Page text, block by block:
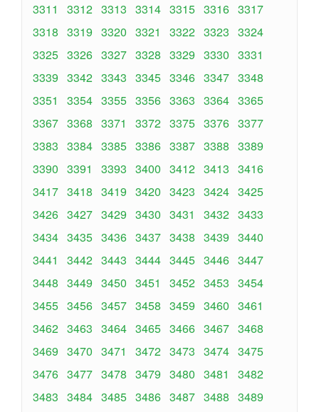
3311
3312 3313 3314 3315 3316 3317
3318 3319 3320 3321 3322 3323 3324
3325 3326 3327 3328 3329 3330 3331
3339 3342 3343 3345 3346 3347 3348
3351
3354 3355 3356 3363 3364 3365
3367 3368 3371 3372 3375 3376 3377
3383 3384 3385 3386 3387 3388 3389
3390 3391 3393 3400 3412 3413 3416
3417 3418 3419 3420 3423 3424 3425
3426 3427 3429 3430 3431 3432 3433
3434 3435 3436 3437 3438 3439 3440
3441
3442 3443 3444 3445 3446 3447
3448 3449 3450 3451 3452 3453 3454
3455 3456 3457 3458 3459 3460 3461
3462 3463 3464 3465 3466 3467 3468
3469 3470 3471 3472 3473 3474 3475
3476 3477 3478 3479 3480 3481
3482
3483 3484 3485 3486 3487 3488 3489